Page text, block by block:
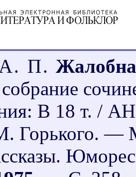
А. П.
В 18 т. /
Горького. —